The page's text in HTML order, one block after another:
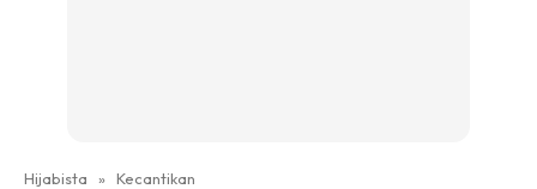
Hijabista » Kecantikan